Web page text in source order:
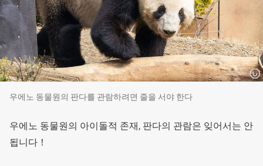
우에노 동물원의 판다를 관람하려면 줄을 서야 한다
우에노 동물원의 아이돌적 존재, 판다의 관람은 잊어서는 안
됩니다！